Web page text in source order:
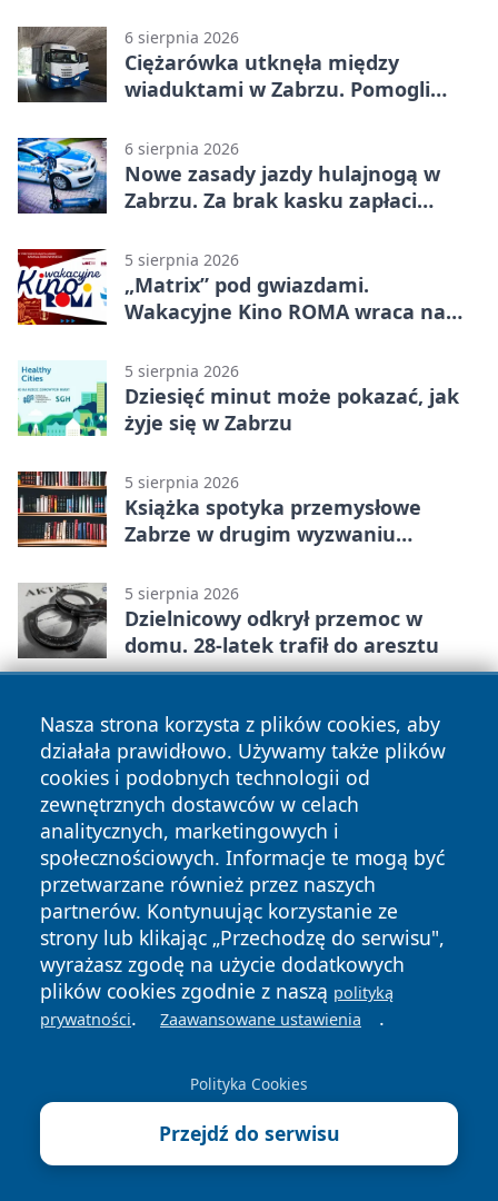
6 sierpnia 2026
Ciężarówka utknęła między
wiaduktami w Zabrzu. Pomogli
6 sierpnia 2026
Nowe zasady jazdy hulajnogą w
Zabrzu. Za brak kasku zapłaci
5 sierpnia 2026
„Matrix” pod gwiazdami.
Wakacyjne Kino ROMA wraca na
5 sierpnia 2026
Dziesięć minut może pokazać, jak
żyje się w Zabrzu
5 sierpnia 2026
Książka spotyka przemysłowe
Zabrze w drugim wyzwaniu
5 sierpnia 2026
Dzielnicowy odkrył przemoc w
domu. 28-latek trafił do aresztu
Kierowcy zlekceważyli przejścia dla
pieszych. 101 wykroczeń w Zabrzu
4 sierpnia 2026
Cztery oszustwa w jeden dzień.
Mieszkańcy Zabrza stracili ponad 6
tys. zł
4 sierpnia 2026
Policjant po służbie zatrzymał
agresora z Zabrza. Interwencja
zakończyła się aresztem
W Zabrzu zmieniono zarząd spółki
Nasza strona korzysta z plików cookies, aby
działała prawidłowo. Używamy także plików
cookies i podobnych technologii od
zewnętrznych dostawców w celach
analitycznych, marketingowych i
społecznościowych. Informacje te mogą być
przetwarzane również przez naszych
partnerów. Kontynuując korzystanie ze
strony lub klikając „Przechodzę do serwisu",
wyrażasz zgodę na użycie dodatkowych
plików cookies zgodnie z naszą polityką
prywatności. Zaawansowane ustawienia .
Polityka Cookies
Przejdź do serwisu